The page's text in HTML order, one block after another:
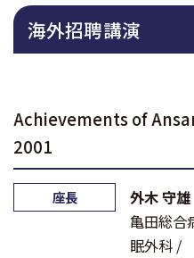
海外招聘講演
Achievements of
2001
座長
外木 守雄
亀田総合
眠外科 /